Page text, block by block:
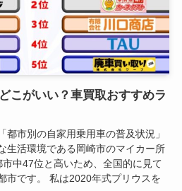
こがいい？車買取おすすめラ
都市別の自家用乗用車の普及状況」
生活環境である岡崎市のマイカー所
中47位と高いため、全国的に見て
市です。 私は2020年式プリウスを